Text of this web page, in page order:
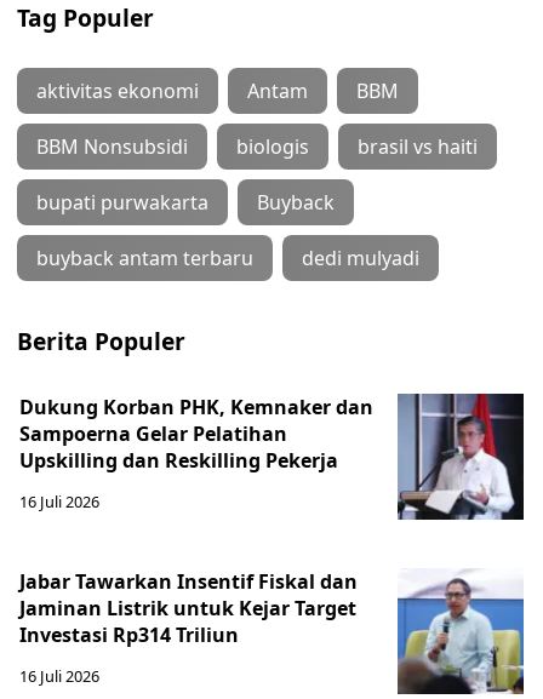
Tag Populer
aktivitas ekonomi Antam BBM
BBM Nonsubsidi biologis brasil vs haiti
bupati purwakarta Buyback
buyback antam terbaru dedi mulyadi
Berita Populer
Dukung Korban PHK, Kemnaker dan
Sampoerna Gelar Pelatihan
Upskilling dan Reskilling Pekerja
16 Juli 2026
Jabar Tawarkan Insentif Fiskal dan
Jaminan Listrik untuk Kejar Target
Investasi Rp314 Triliun
16 Juli 2026